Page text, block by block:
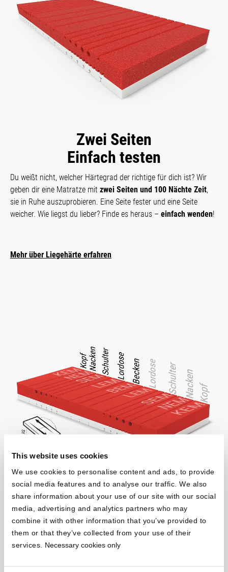
This website uses cookies
We use cookies to personalise content and ads, to provide
social media features and to analyse our traffic. We also
share information about your use of our site with our social
media, advertising and analytics partners who may
combine it with other information that you’ve provided to
them or that they’ve collected from your use of their
services. Necessary cookies only
Zwei Seiten
Einfach testen
Du weißt nicht, welcher Härtegrad der richtige für dich ist? Wir
geben dir eine Matratze mit zwei Seiten und 100 Nächte Zeit,
sie in Ruhe auszuprobieren. Eine Seite fester und eine Seite
weicher. Wie liegst du lieber? Finde es heraus – einfach wenden!
Mehr über Liegehärte erfahren
Viele Module für
eine gute Nacht
Die BODYGUARD Matratze ist inergonomische Module
eingeteilt, dieKopf, Nacken, Schultern, Rücken und Becken